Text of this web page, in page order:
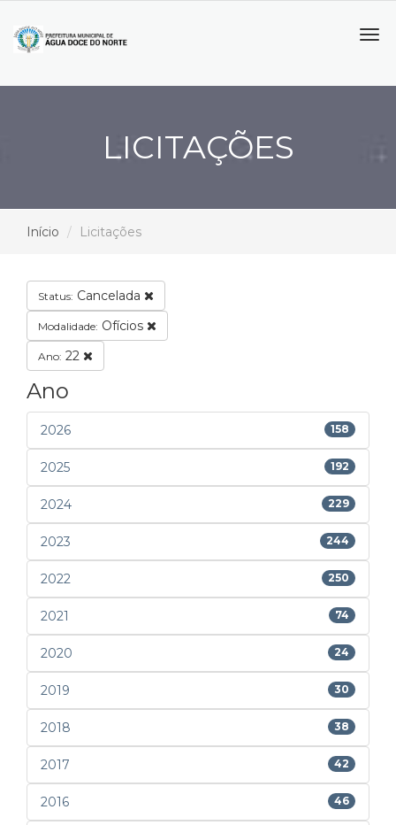
LICITAÇÕES
Início Licitações
Status: Cancelada
Modalidade: Ofícios
Ano: 22
Ano
2026 158
2025 192
2024 229
2023 244
2022 250
2021 74
2020 24
2019 30
2018 38
2017 42
2016 46